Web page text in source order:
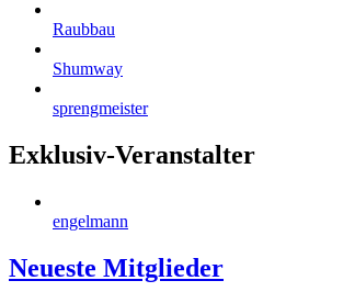
Raubbau
Shumway
sprengmeister
Exklusiv-Veranstalter
engelmann
Neueste Mitglieder